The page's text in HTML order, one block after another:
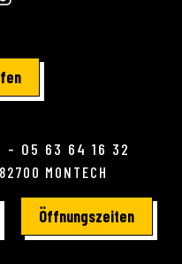
- 05 63 64 16 32
MONTECH
Öffnungszeiten